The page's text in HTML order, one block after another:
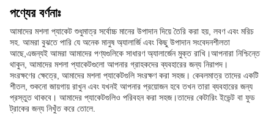
পণ্যের বর্ণনাঃ
আমাদের মশলা প্যাকেট শুধুমাত্র সর্বোচ্চ মানের উপাদান দিয়ে তৈরি করা হয়, লবণ এবং মরিচ
সহ. আমরা বুঝতে পারি যে অনেক মানুষ অ্যালার্জি এবং কিছু উপাদান সংবেদনশীলতা
আছে,এজন্যই আমরা আমাদের পণ্যগুলিকে সাধারণ অ্যালার্জেন মুক্ত রাখি।আপনারা নিশ্চিন্তে
থাকুন, আমাদের মশলা প্যাকেটগুলো আপনার গ্রাহকদের ব্যবহারের জন্য নিরাপদ।
সংরক্ষণের ক্ষেত্রে, আমাদের মশলা প্যাকেটগুলি সংরক্ষণ করা সহজ। কেবলমাত্র তাদের একটি
শীতল, শুকনো জায়গায় রাখুন এবং যখনই আপনার প্রয়োজন হবে তখন তারা ব্যবহারের জন্য
প্রস্তুত থাকবে। আমাদের প্যাকেটগুলিও পরিবহন করা সহজ।তাদের কেটারিং ইভেন্ট বা ফুড
ট্রাকের জন্য নিখুঁত করে তোলে.